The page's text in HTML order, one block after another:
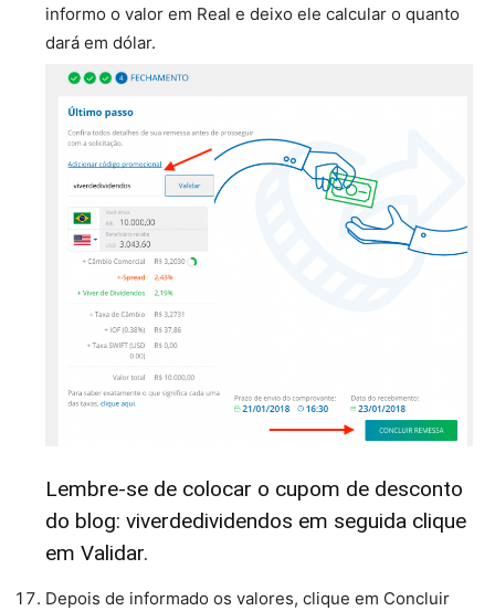
informo o valor em Real e deixo ele calcular o quanto
dará em dólar.
Lembre-se de colocar o cupom de desconto
do blog: viverdedividendos em seguida clique
em Validar.
Depois de informado os valores, clique em Concluir